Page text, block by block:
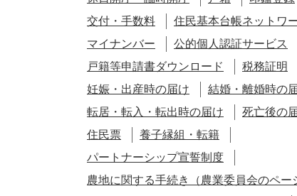
交付・手数料
住民基本台帳ネットワ
マイナンバー
公的個人認証サービス
戸籍等申請書ダウンロード
税務証明
妊娠・出産時の届け
結婚・離婚時の
転居・転入・転出時の届け
死亡後の
住民票
養子縁組・転籍
パートナーシップ宣誓制度
農地に関する手続き（農業委員会のペー